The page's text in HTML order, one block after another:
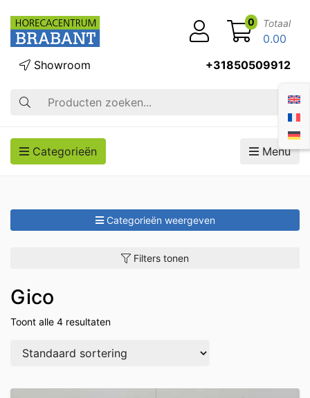
Zoek op
Showroom +31850509912
0 Totaal
0.00
Categorieën Menu
Categorieën weergeven
Filters tonen
Gico
Toont alle 4 resultaten